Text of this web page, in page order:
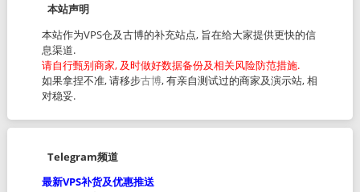
本站声明
本站作为VPS仓及古博的补充站点, 旨在给大家提供更快的信
息渠道.
请自行甄别商家, 及时做好数据备份及相关风险防范措施.
如果拿捏不准, 请移步古博, 有亲自测试过的商家及演示站, 相
对稳妥.
Telegram频道
最新VPS补货及优惠推送